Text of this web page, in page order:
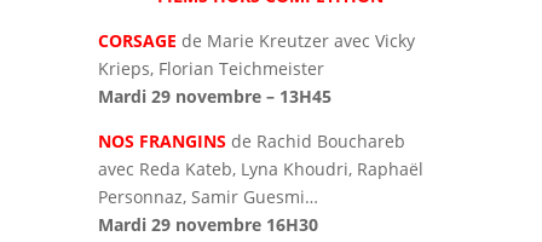
CORSAGE de Marie Kreutzer avec Vicky
Krieps, Florian Teichmeister
Mardi 29 novembre – 13H45
NOS FRANGINS de Rachid Bouchareb
avec Reda Kateb, Lyna Khoudri, Raphaël
Personnaz, Samir Guesmi…
Mardi 29 novembre 16H30